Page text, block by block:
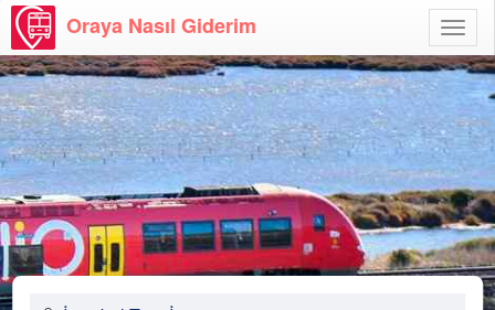
Aç
Oraya Nasıl Giderim